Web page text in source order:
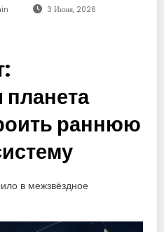
3 Июня, 2026
планета
раннюю
в межзвёздное